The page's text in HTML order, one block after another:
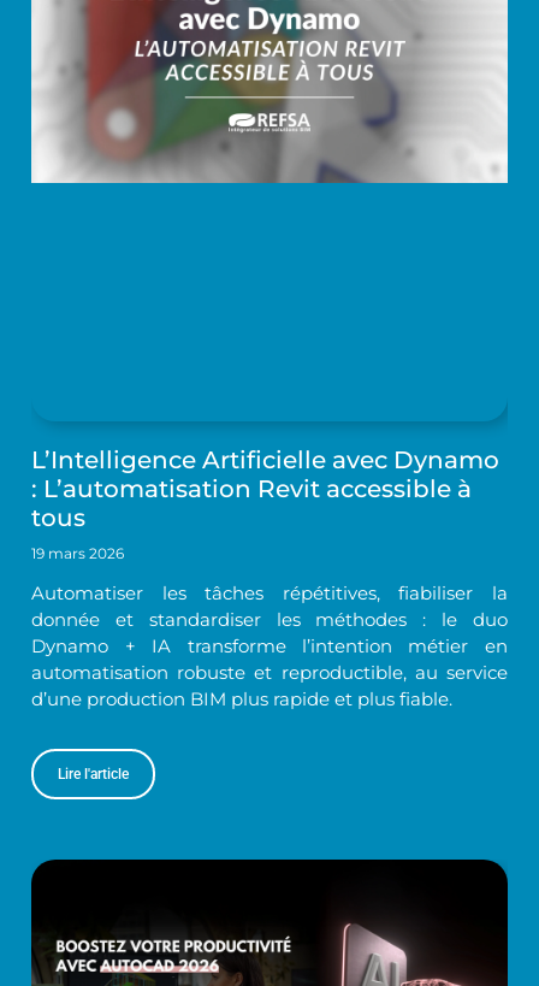
L’Intelligence Artificielle avec Dynamo
: L’automatisation Revit accessible à
tous
19 mars 2026
Automatiser les tâches répétitives, fiabiliser la
donnée et standardiser les méthodes : le duo
Dynamo + IA transforme l’intention métier en
automatisation robuste et reproductible, au service
d’une production BIM plus rapide et plus fiable.
Lire l'article